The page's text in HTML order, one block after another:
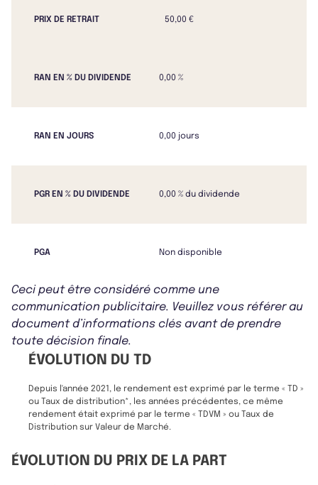
PRIX DE RETRAIT 50,00 €
RAN EN % DU DIVIDENDE 0,00 %
RAN EN JOURS 0,00 jours
PGR EN % DU DIVIDENDE 0,00 % du dividende
PGA Non disponible
Ceci peut être considéré comme une
communication publicitaire. Veuillez vous référer au
document d’informations clés avant de prendre
toute décision finale.
ÉVOLUTION DU TD
Depuis l'année 2021, le rendement est exprimé par le terme « TD »
ou Taux de distribution*, les années précédentes, ce même
rendement était exprimé par le terme « TDVM » ou Taux de
Distribution sur Valeur de Marché.
ÉVOLUTION DU PRIX DE LA PART